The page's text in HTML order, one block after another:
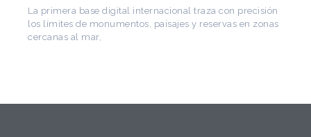
de Arquitectura Latinoamericana. Publicó más de